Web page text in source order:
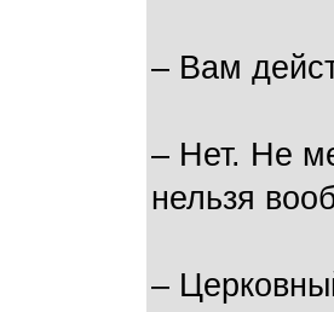
– Вам
– Нет. Не
нельзя
–